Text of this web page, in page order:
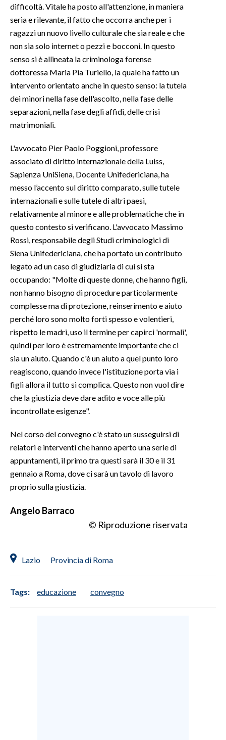
#CARAUNIONE
3 MINUTI CON
INSULARITÀ
INFO AZIENDE
ABBONATI
ANNUNCI
NECROLOGI
PUBBLICITÀ
SPIAGGE
STORE
difficoltà. Vitale ha posto all'attenzione, in maniera
seria e rilevante, il fatto che occorra anche per i
ragazzi un nuovo livello culturale che sia reale e che
non sia solo internet o pezzi e bocconi. In questo
senso si è allineata la criminologa forense
dottoressa Maria Pia Turiello, la quale ha fatto un
intervento orientato anche in questo senso: la tutela
dei minori nella fase dell'ascolto, nella fase delle
separazioni, nella fase degli affidi, delle crisi
matrimoniali.
L'avvocato Pier Paolo Poggioni, professore
associato di diritto internazionale della Luiss,
Sapienza UniSiena, Docente Unifedericiana, ha
messo l’accento sul diritto comparato, sulle tutele
internazionali e sulle tutele di altri paesi,
relativamente al minore e alle problematiche che in
questo contesto si verificano. L'avvocato Massimo
Rossi, responsabile degli Studi criminologici di
Siena Unifedericiana, che ha portato un contributo
legato ad un caso di giudiziaria di cui si sta
occupando: "Molte di queste donne, che hanno figli,
non hanno bisogno di procedure particolarmente
complesse ma di protezione, reinserimento e aiuto
perché loro sono molto forti spesso e volentieri,
rispetto le madri, uso il termine per capirci 'normali',
quindi per loro è estremamente importante che ci
sia un aiuto. Quando c'è un aiuto a quel punto loro
reagiscono, quando invece l'istituzione porta via i
figli allora il tutto si complica. Questo non vuol dire
che la giustizia deve dare adito e voce alle più
incontrollate esigenze".
Nel corso del convegno c'è stato un susseguirsi di
relatori e interventi che hanno aperto una serie di
appuntamenti, il primo tra questi sarà il 30 e il 31
gennaio a Roma, dove ci sarà un tavolo di lavoro
proprio sulla giustizia.
Angelo Barraco
© Riproduzione riservata
Lazio Provincia di Roma
Tags: educazione convegno